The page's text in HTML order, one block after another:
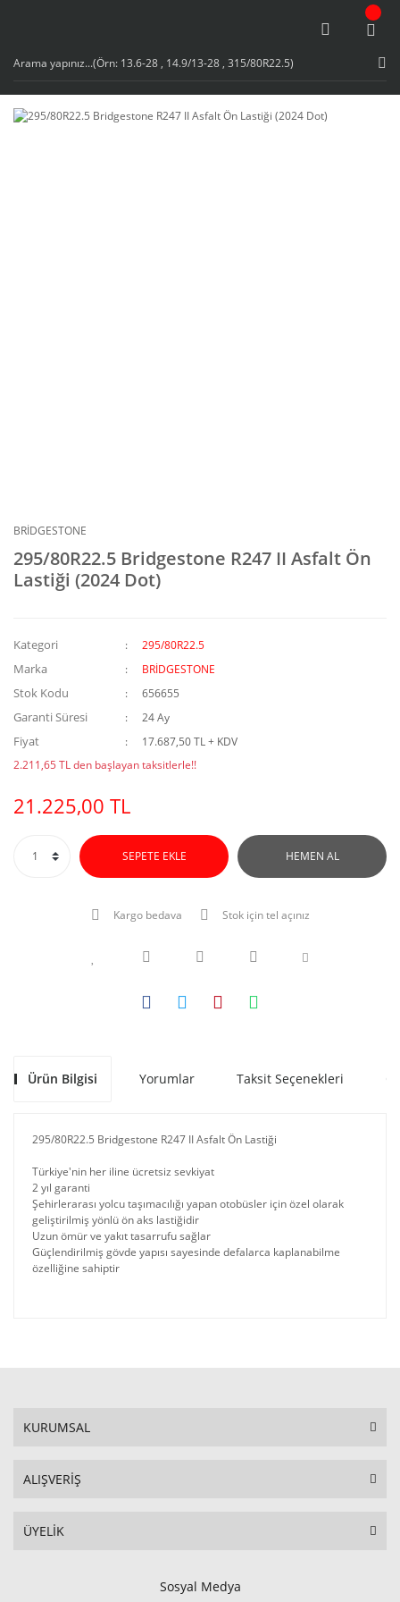
BRİDGESTONE
295/80R22.5 Bridgestone R247 II Asfalt Ön
Lastiği (2024 Dot)
Kategori 295/80R22.5
Marka BRİDGESTONE
Stok Kodu 656655
Garanti Süresi 24 Ay
Fiyat
17.687,50 TL + KDV
2.211,65 TL den başlayan taksitlerle!!
21.225,00 TL
SEPETE EKLE HEMEN AL
Kargo bedava Stok için tel açınız
Ürün Bilgisi Yorumlar Taksit Seçenekleri
295/80R22.5 Bridgestone R247 II Asfalt Ön Lastiği
Türkiye'nin her iline ücretsiz sevkiyat
2 yıl garanti
Şehirlerarası yolcu taşımacılığı yapan otobüsler için özel olarak
geliştirilmiş yönlü ön aks lastiğidir
Uzun ömür ve yakıt tasarrufu sağlar
Güçlendirilmiş gövde yapısı sayesinde defalarca kaplanabilme
özelliğine sahiptir
KURUMSAL
ALIŞVERİŞ
ÜYELİK
Sosyal Medya